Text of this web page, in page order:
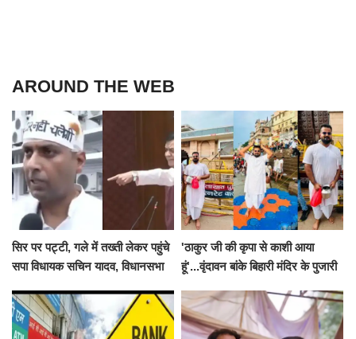
AROUND THE WEB
सिर पर पट्टी, गले में तख्ती लेकर पहुंचे
सपा विधायक सचिन यादव, विधानसभा
निलंबित
'ठाकुर जी की कृपा से काशी आया
हूं'...वृंदावन बांके बिहारी मंदिर के पुजारी
जलाभिषेक